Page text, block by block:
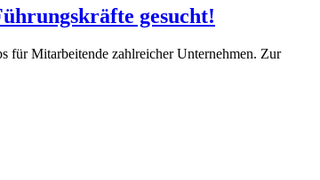
gesucht!
für Mitarbeitende zahlreicher Unternehmen. Zur